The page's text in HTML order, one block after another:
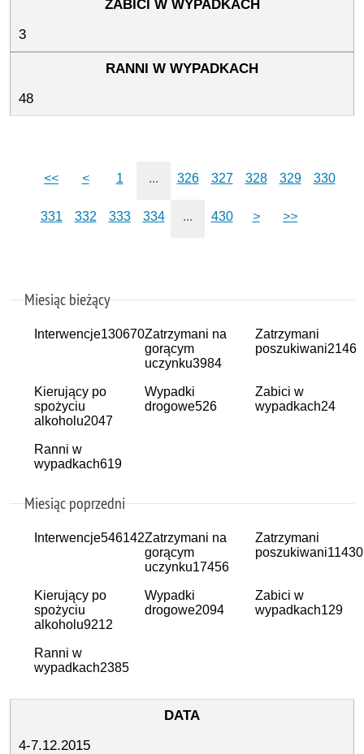
3
48
<< < 1 ... 326 327 328 329 330
331 332 333 334 ... 430 > >>
Miesiąc bieżący
Interwencje130670Zatrzymani na
gorącym
uczynku3984
Zatrzymani
poszukiwani2146
Kierujący po
spożyciu
alkoholu2047
Wypadki
drogowe526
Zabici w
wypadkach24
Ranni w
wypadkach619
Miesiąc poprzedni
Interwencje546142Zatrzymani na
gorącym
uczynku17456
Zatrzymani
poszukiwani11430
Kierujący po
spożyciu
alkoholu9212
Wypadki
drogowe2094
Zabici w
wypadkach129
Ranni w
wypadkach2385
4-7.12.2015